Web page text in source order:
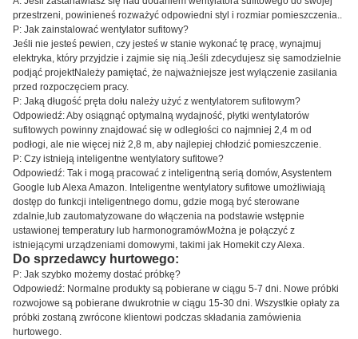
przestrzeni, powinieneś rozważyć odpowiedni styl i rozmiar pomieszczenia..
P: Jak zainstalować wentylator sufitowy?
Jeśli nie jesteś pewien, czy jesteś w stanie wykonać tę pracę, wynajmuj
elektryka, który przyjdzie i zajmie się nią.Jeśli zdecydujesz się samodzielnie
podjąć projektNależy pamiętać, że najważniejsze jest wyłączenie zasilania
przed rozpoczęciem pracy.
P: Jaką długość pręta dołu należy użyć z wentylatorem sufitowym?
Odpowiedź: Aby osiągnąć optymalną wydajność, płytki wentylatorów
sufitowych powinny znajdować się w odległości co najmniej 2,4 m od
podłogi, ale nie więcej niż 2,8 m, aby najlepiej chłodzić pomieszczenie.
P: Czy istnieją inteligentne wentylatory sufitowe?
Odpowiedź: Tak i mogą pracować z inteligentną serią domów, Asystentem
Google lub Alexa Amazon. Inteligentne wentylatory sufitowe umożliwiają
dostęp do funkcji inteligentnego domu, gdzie mogą być sterowane
zdalnie,lub zautomatyzowane do włączenia na podstawie wstępnie
ustawionej temperatury lub harmonogramówMożna je połączyć z
istniejącymi urządzeniami domowymi, takimi jak Homekit czy Alexa.
Do sprzedawcy hurtowego:
P: Jak szybko możemy dostać próbkę?
Odpowiedź: Normalne produkty są pobierane w ciągu 5-7 dni. Nowe próbki
rozwojowe są pobierane dwukrotnie w ciągu 15-30 dni. Wszystkie opłaty za
próbki zostaną zwrócone klientowi podczas składania zamówienia
hurtowego.